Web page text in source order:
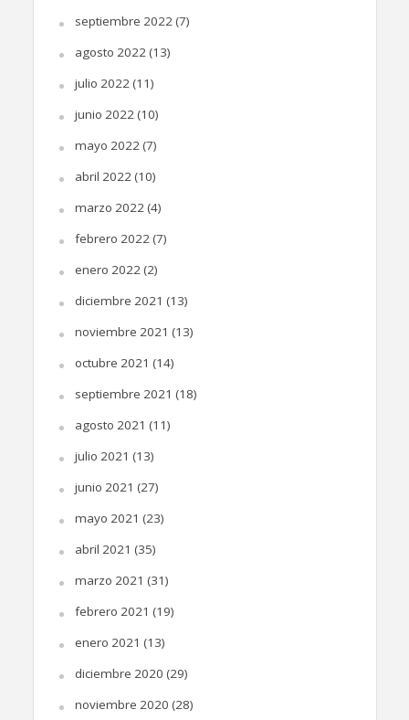
septiembre 2022(7)
agosto 2022(13)
julio 2022(11)
junio 2022(10)
mayo 2022(7)
abril 2022(10)
marzo 2022(4)
febrero 2022(7)
enero 2022(2)
diciembre 2021 (13)
noviembre 2021 (13)
octubre 2021 (14)
septiembre 2021 (18)
agosto 2021 (11)
julio 2021 (13)
junio 2021 (27)
mayo 2021 (23)
abril 2021 (35)
marzo 2021 (31)
febrero 2021 (19)
enero 2021 (13)
diciembre 2020 (29)
noviembre 2020 (28)